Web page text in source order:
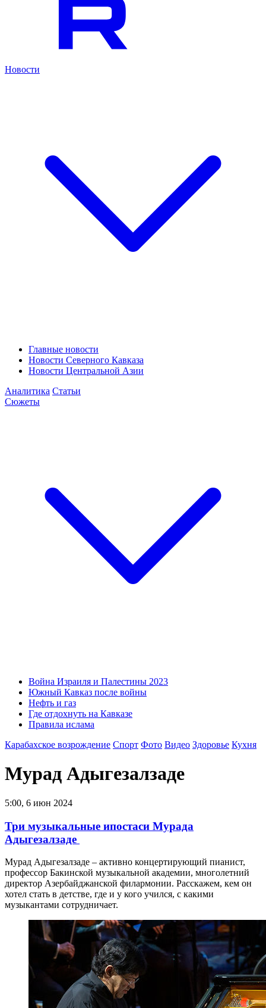
Новости
Главные новости
Новости Северного Кавказа
Новости Центральной Азии
Аналитика Статьи
Сюжеты
Война Израиля и Палестины 2023
Южный Кавказ после войны
Нефть и газ
Где отдохнуть на Кавказе
Правила ислама
Карабахское возрождение Спорт Фото Видео Здоровье Кухня
Мурад Адыгезалзаде
5:00, 6 июн 2024
Три музыкальные ипостаси Мурада
Адыгезалзаде
Мурад Адыгезалзаде – активно концертирующий пианист,
профессор Бакинской музыкальной академии, многолетний
директор Азербайджанской филармонии. Расскажем, кем он
хотел стать в детстве, где и у кого учился, с какими
музыкантами сотрудничает.